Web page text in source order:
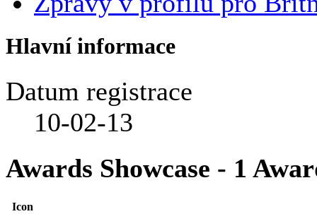
Hlavní informace
Datum registrace
10-02-13
Awards Showcase - 1
Icon